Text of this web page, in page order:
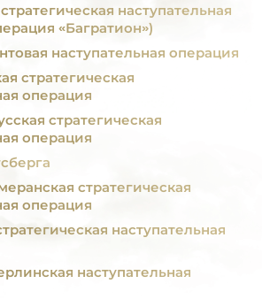
наступательная
«Багратион»)
наступательная операция
стратегическая
операция
стратегическая
операция
стратегическая
операция
наступательная
наступательная